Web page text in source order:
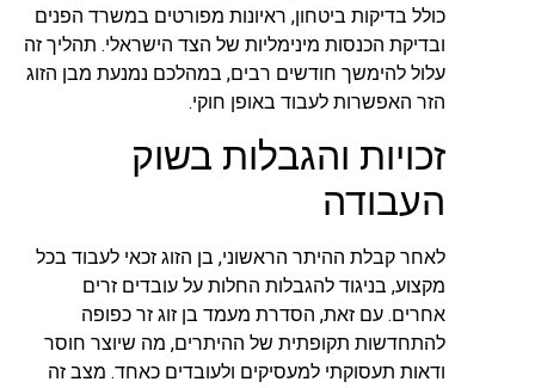
כולל בדיקות ביטחון, ראיונות מפורטים במשרד הפנים
ובדיקת הכנסות מינימליות של הצד הישראלי. תהליך זה
עלול להימשך חודשים רבים, במהלכם נמנעת מבן הזוג
הזר האפשרות לעבוד באופן חוקי.
זכויות והגבלות בשוק
העבודה
לאחר קבלת ההיתר הראשוני, בן הזוג זכאי לעבוד בכל
מקצוע, בניגוד להגבלות החלות על עובדים זרים
אחרים. עם זאת, הסדרת מעמד בן זוג זר כפופה
להתחדשות תקופתית של ההיתרים, מה שיוצר חוסר
ודאות תעסוקתי למעסיקים ולעובדים כאחד. מצב זה